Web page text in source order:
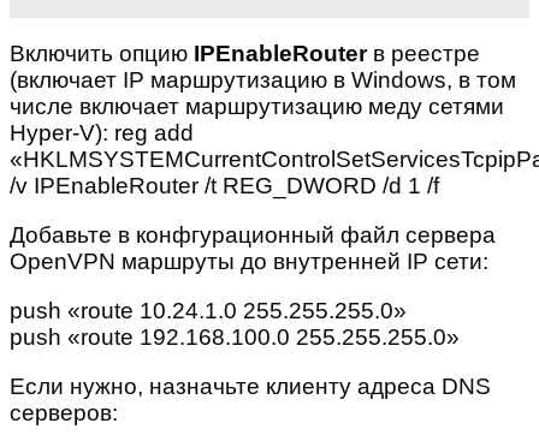
Включить опцию IPEnableRouterв реестре
(включает IP маршрутизацию в Windows, в том
числе включает маршрутизацию меду сетями
Hyper-V): reg add
/v IPEnableRouter /t REG_DWORD /d 1 /f
Добавьте в конфгурационный файл сервера
OpenVPN маршруты до внутренней IP сети:
push «route 10.24.1.0 255.255.255.0»
push «route 192.168.100.0 255.255.255.0»
Если нужно, назначьте клиенту адреса DNS
серверов: